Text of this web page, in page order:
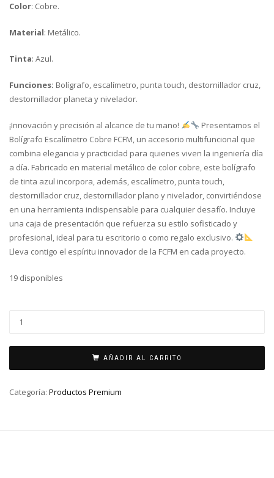
Color: Cobre.
Material: Metálico.
Tinta: Azul.
Funciones: Bolígrafo, escalímetro, punta touch, destornillador cruz,
destornillador planeta y nivelador.
¡Innovación y precisión al alcance de tu mano!
Presentamos el
Bolígrafo Escalímetro Cobre FCFM, un accesorio multifuncional que
combina elegancia y practicidad para quienes viven la ingeniería día
a día. Fabricado en material metálico de color cobre, este bolígrafo
de tinta azul incorpora, además, escalímetro, punta touch,
destornillador cruz, destornillador plano y nivelador, convirtiéndose
en una herramienta indispensable para cualquier desafío. Incluye
una caja de presentación que refuerza su estilo sofisticado y
profesional, ideal para tu escritorio o como regalo exclusivo.
Lleva contigo el espíritu innovador de la FCFM en cada proyecto.
19 disponibles
AÑADIR AL CARRITO
Categoría: Productos Premium